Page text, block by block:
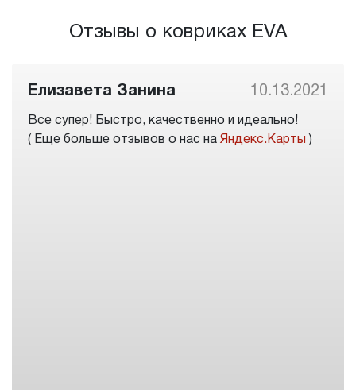
Отзывы о ковриках EVA
Елизавета Занина 10.13.2021
Все супер! Быстро, качественно и идеально!
( Еще больше отзывов о нас на Яндекс.Карты )